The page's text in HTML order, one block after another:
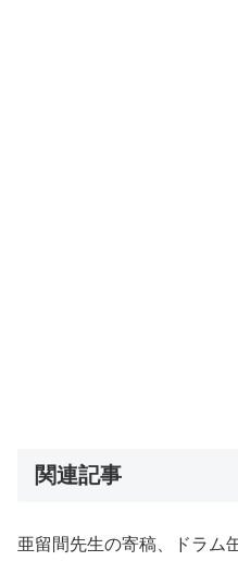
関連記事
亜留間先生の寄稿、ドラム